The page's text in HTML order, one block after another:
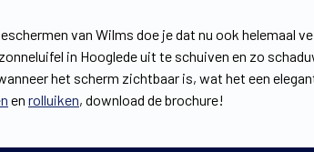
van Wilms doe je dat nu ook helemaal
in Hooglede uit te schuiven en zo
het scherm zichtbaar is, wat het een
en rolluiken, download de brochure!